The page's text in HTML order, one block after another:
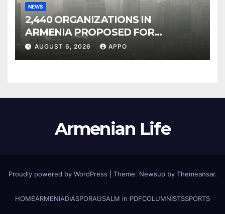
NEWS
2,440 ORGANIZATIONS IN
ARMENIA PROPOSED FOR
INCLUSION IN LIST OF AIR
POLLUTERS
AUGUST 6, 2026 APPO
Armenian Life
Proudly powered by WordPress Theme: Newsup by Themeansar.
HOMEARMENIADIASPORAUSALM in PDFCOLUMNISTSSPORTS